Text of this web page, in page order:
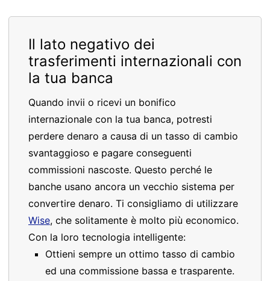
Il lato negativo dei
trasferimenti internazionali con
la tua banca
Quando invii o ricevi un bonifico
internazionale con la tua banca, potresti
perdere denaro a causa di un tasso di cambio
svantaggioso e pagare conseguenti
commissioni nascoste. Questo perché le
banche usano ancora un vecchio sistema per
convertire denaro. Ti consigliamo di utilizzare
Wise, che solitamente è molto più economico.
Con la loro tecnologia intelligente:
Ottieni sempre un ottimo tasso di cambio
ed una commissione bassa e trasparente.